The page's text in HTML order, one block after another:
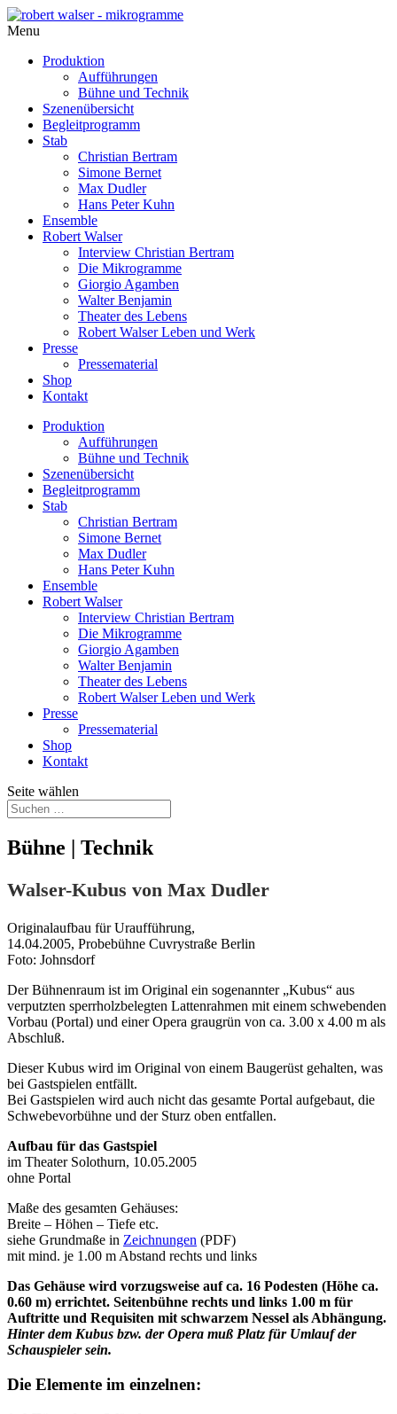
Menu
Produktion
Aufführungen
Bühne und Technik
Szenenübersicht
Begleitprogramm
Stab
Christian Bertram
Simone Bernet
Max Dudler
Hans Peter Kuhn
Ensemble
Robert Walser
Interview Christian Bertram
Die Mikrogramme
Giorgio Agamben
Walter Benjamin
Theater des Lebens
Robert Walser Leben und Werk
Presse
Pressematerial
Shop
Kontakt
Produktion
Aufführungen
Bühne und Technik
Szenenübersicht
Begleitprogramm
Stab
Christian Bertram
Simone Bernet
Max Dudler
Hans Peter Kuhn
Ensemble
Robert Walser
Interview Christian Bertram
Die Mikrogramme
Giorgio Agamben
Walter Benjamin
Theater des Lebens
Robert Walser Leben und Werk
Presse
Pressematerial
Shop
Kontakt
Seite wählen
Bühne | Technik
Walser-Kubus von Max Dudler
Originalaufbau für Uraufführung,
14.04.2005, Probebühne Cuvrystraße Berlin
Foto: Johnsdorf
Der Bühnenraum ist im Original ein sogenannter „Kubus“ aus
verputzten sperrholzbelegten Lattenrahmen mit einem schwebenden
Vorbau (Portal) und einer Opera graugrün von ca. 3.00 x 4.00 m als
Abschluß.
Dieser Kubus wird im Original von einem Baugerüst gehalten, was
bei Gastspielen entfällt.
Bei Gastspielen wird auch nicht das gesamte Portal aufgebaut, die
Schwebevorbühne und der Sturz oben entfallen.
Aufbau für das Gastspiel
im Theater Solothurn, 10.05.2005
ohne Portal
Maße des gesamten Gehäuses:
Breite – Höhen – Tiefe etc.
siehe Grundmaße in Zeichnungen (PDF)
mit mind. je 1.00 m Abstand rechts und links
Das Gehäuse wird vorzugsweise auf ca. 16 Podesten (Höhe ca.
0.60 m) errichtet. Seitenbühne rechts und links 1.00 m für
Auftritte und Requisiten mit schwarzem Nessel als Abhängung.
Hinter dem Kubus bzw. der Opera muß Platz für Umlauf der
Schauspieler sein.
Die Elemente im einzelnen: